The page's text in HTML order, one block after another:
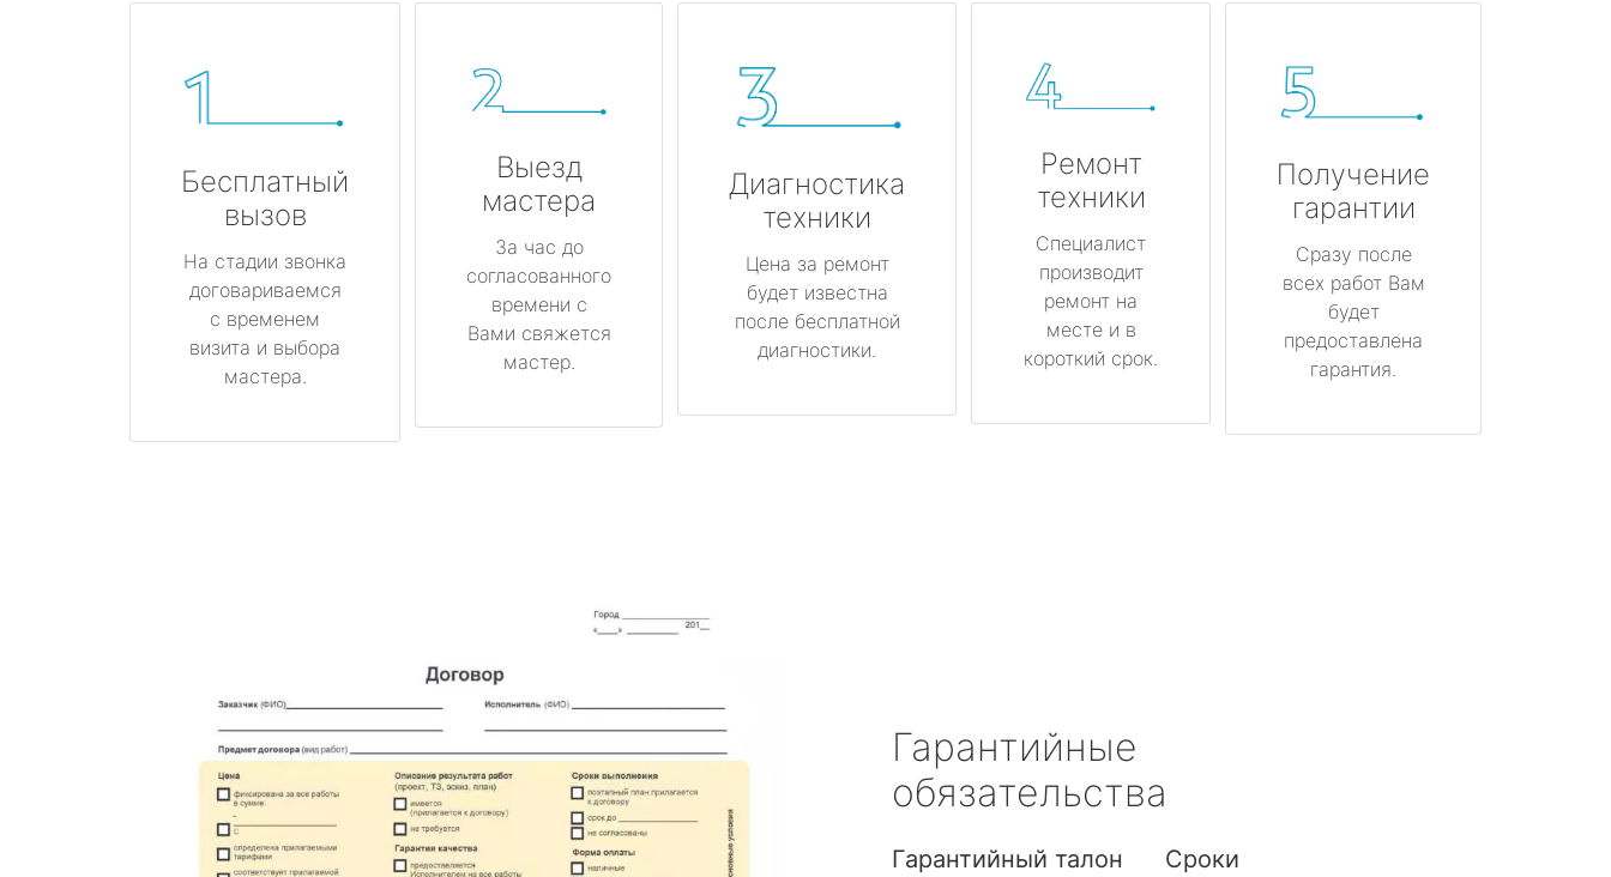
Бесплатный
вызов
На стадии звонка
договариваемся
с временем
визита и выбора
мастера.
Выезд
мастера
За час до
согласованного
времени с
Вами свяжется
мастер.
Диагностика
техники
Цена за ремонт
будет известна
после бесплатной
диагностики.
Ремонт
техники
Специалист
производит
ремонт на
месте и в
короткий срок.
Получение
гарантии
Сразу после
всех работ Вам
будет
предоставлена
гарантия.
Гарантийные
обязательства
Гарантийный талон Сроки